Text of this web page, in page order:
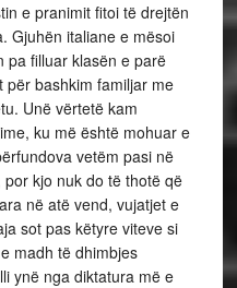
e pranimit fitoi të drejtën
Gjuhën italiane e mësoi
pa filluar klasën e parë
për bashkim familjar me
Unë vërtetë kam
ku më është mohuar e
vetëm pasi në
kjo nuk do të thotë që
në atë vend, vujatjet e
sot pas këtyre viteve si
madh të dhimbjes
ynë nga diktatura më e